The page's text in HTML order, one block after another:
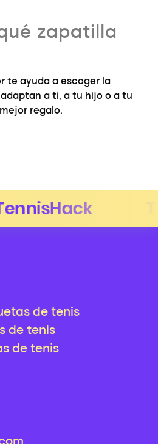
zapatilla
te ayuda a escoger la
a ti, a tu hijo o a tu
regalo.
de tenis
de tenis
de tenis